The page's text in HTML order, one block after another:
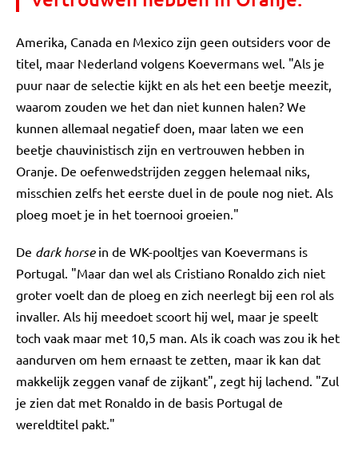
Amerika, Canada en Mexico zijn geen outsiders voor de
titel, maar Nederland volgens Koevermans wel. "Als je
puur naar de selectie kijkt en als het een beetje meezit,
waarom zouden we het dan niet kunnen halen? We
kunnen allemaal negatief doen, maar laten we een
beetje chauvinistisch zijn en vertrouwen hebben in
Oranje. De oefenwedstrijden zeggen helemaal niks,
misschien zelfs het eerste duel in de poule nog niet. Als
ploeg moet je in het toernooi groeien."
De dark horsein de WK-pooltjes van Koevermans is
Portugal. "Maar dan wel als Cristiano Ronaldo zich niet
groter voelt dan de ploeg en zich neerlegt bij een rol als
invaller. Als hij meedoet scoort hij wel, maar je speelt
toch vaak maar met 10,5 man. Als ik coach was zou ik het
aandurven om hem ernaast te zetten, maar ik kan dat
makkelijk zeggen vanaf de zijkant", zegt hij lachend. "Zul
je zien dat met Ronaldo in de basis Portugal de
wereldtitel pakt."